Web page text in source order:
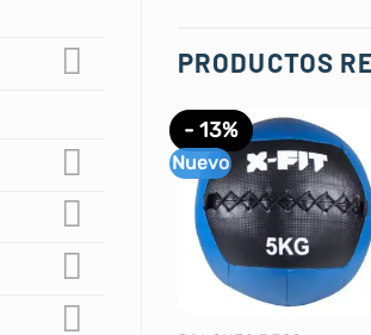
PRODUCTOS
- 13%
Nuevo